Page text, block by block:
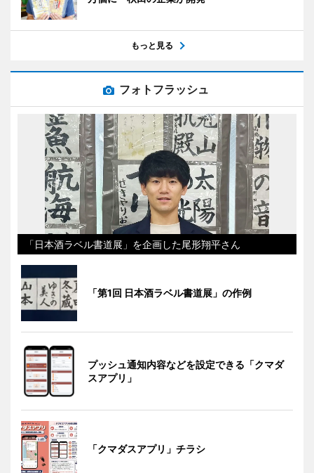
もっと見る
フォトフラッシュ
「日本酒ラベル書道展」を企画した尾形翔平さん
「第1回 日本酒ラベル書道展」の作例
プッシュ通知内容などを設定できる「クマダ
スアプリ」
「クマダスアプリ」チラシ